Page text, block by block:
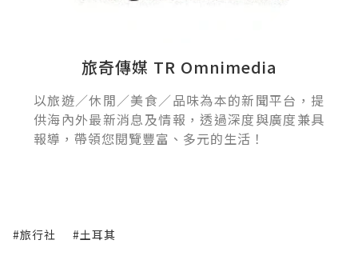
旅奇傳媒 TR Omnimedia
以旅遊／休閒／美食／品味為本的新聞平台，提
供海內外最新消息及情報，透過深度與廣度兼具
報導，帶領您閱覽豐富、多元的生活！
#旅行社 #土耳其